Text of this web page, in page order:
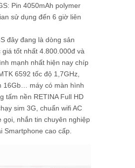
Pin 4050mAh polymer
sử dụng đến 6 giờ liên
đây đang là dòng sản
giá tốt nhất 4.800.000đ và
mạnh nhất hiện nay chíp
6592 tốc độ 1,7GHz,
16Gb… máy có màn hình
tấm nền RETINA Full HD
sim 3G, chuẩn wifi AC
gọi, nhắn tin chuyên nghiệp
Smartphone cao cấp.